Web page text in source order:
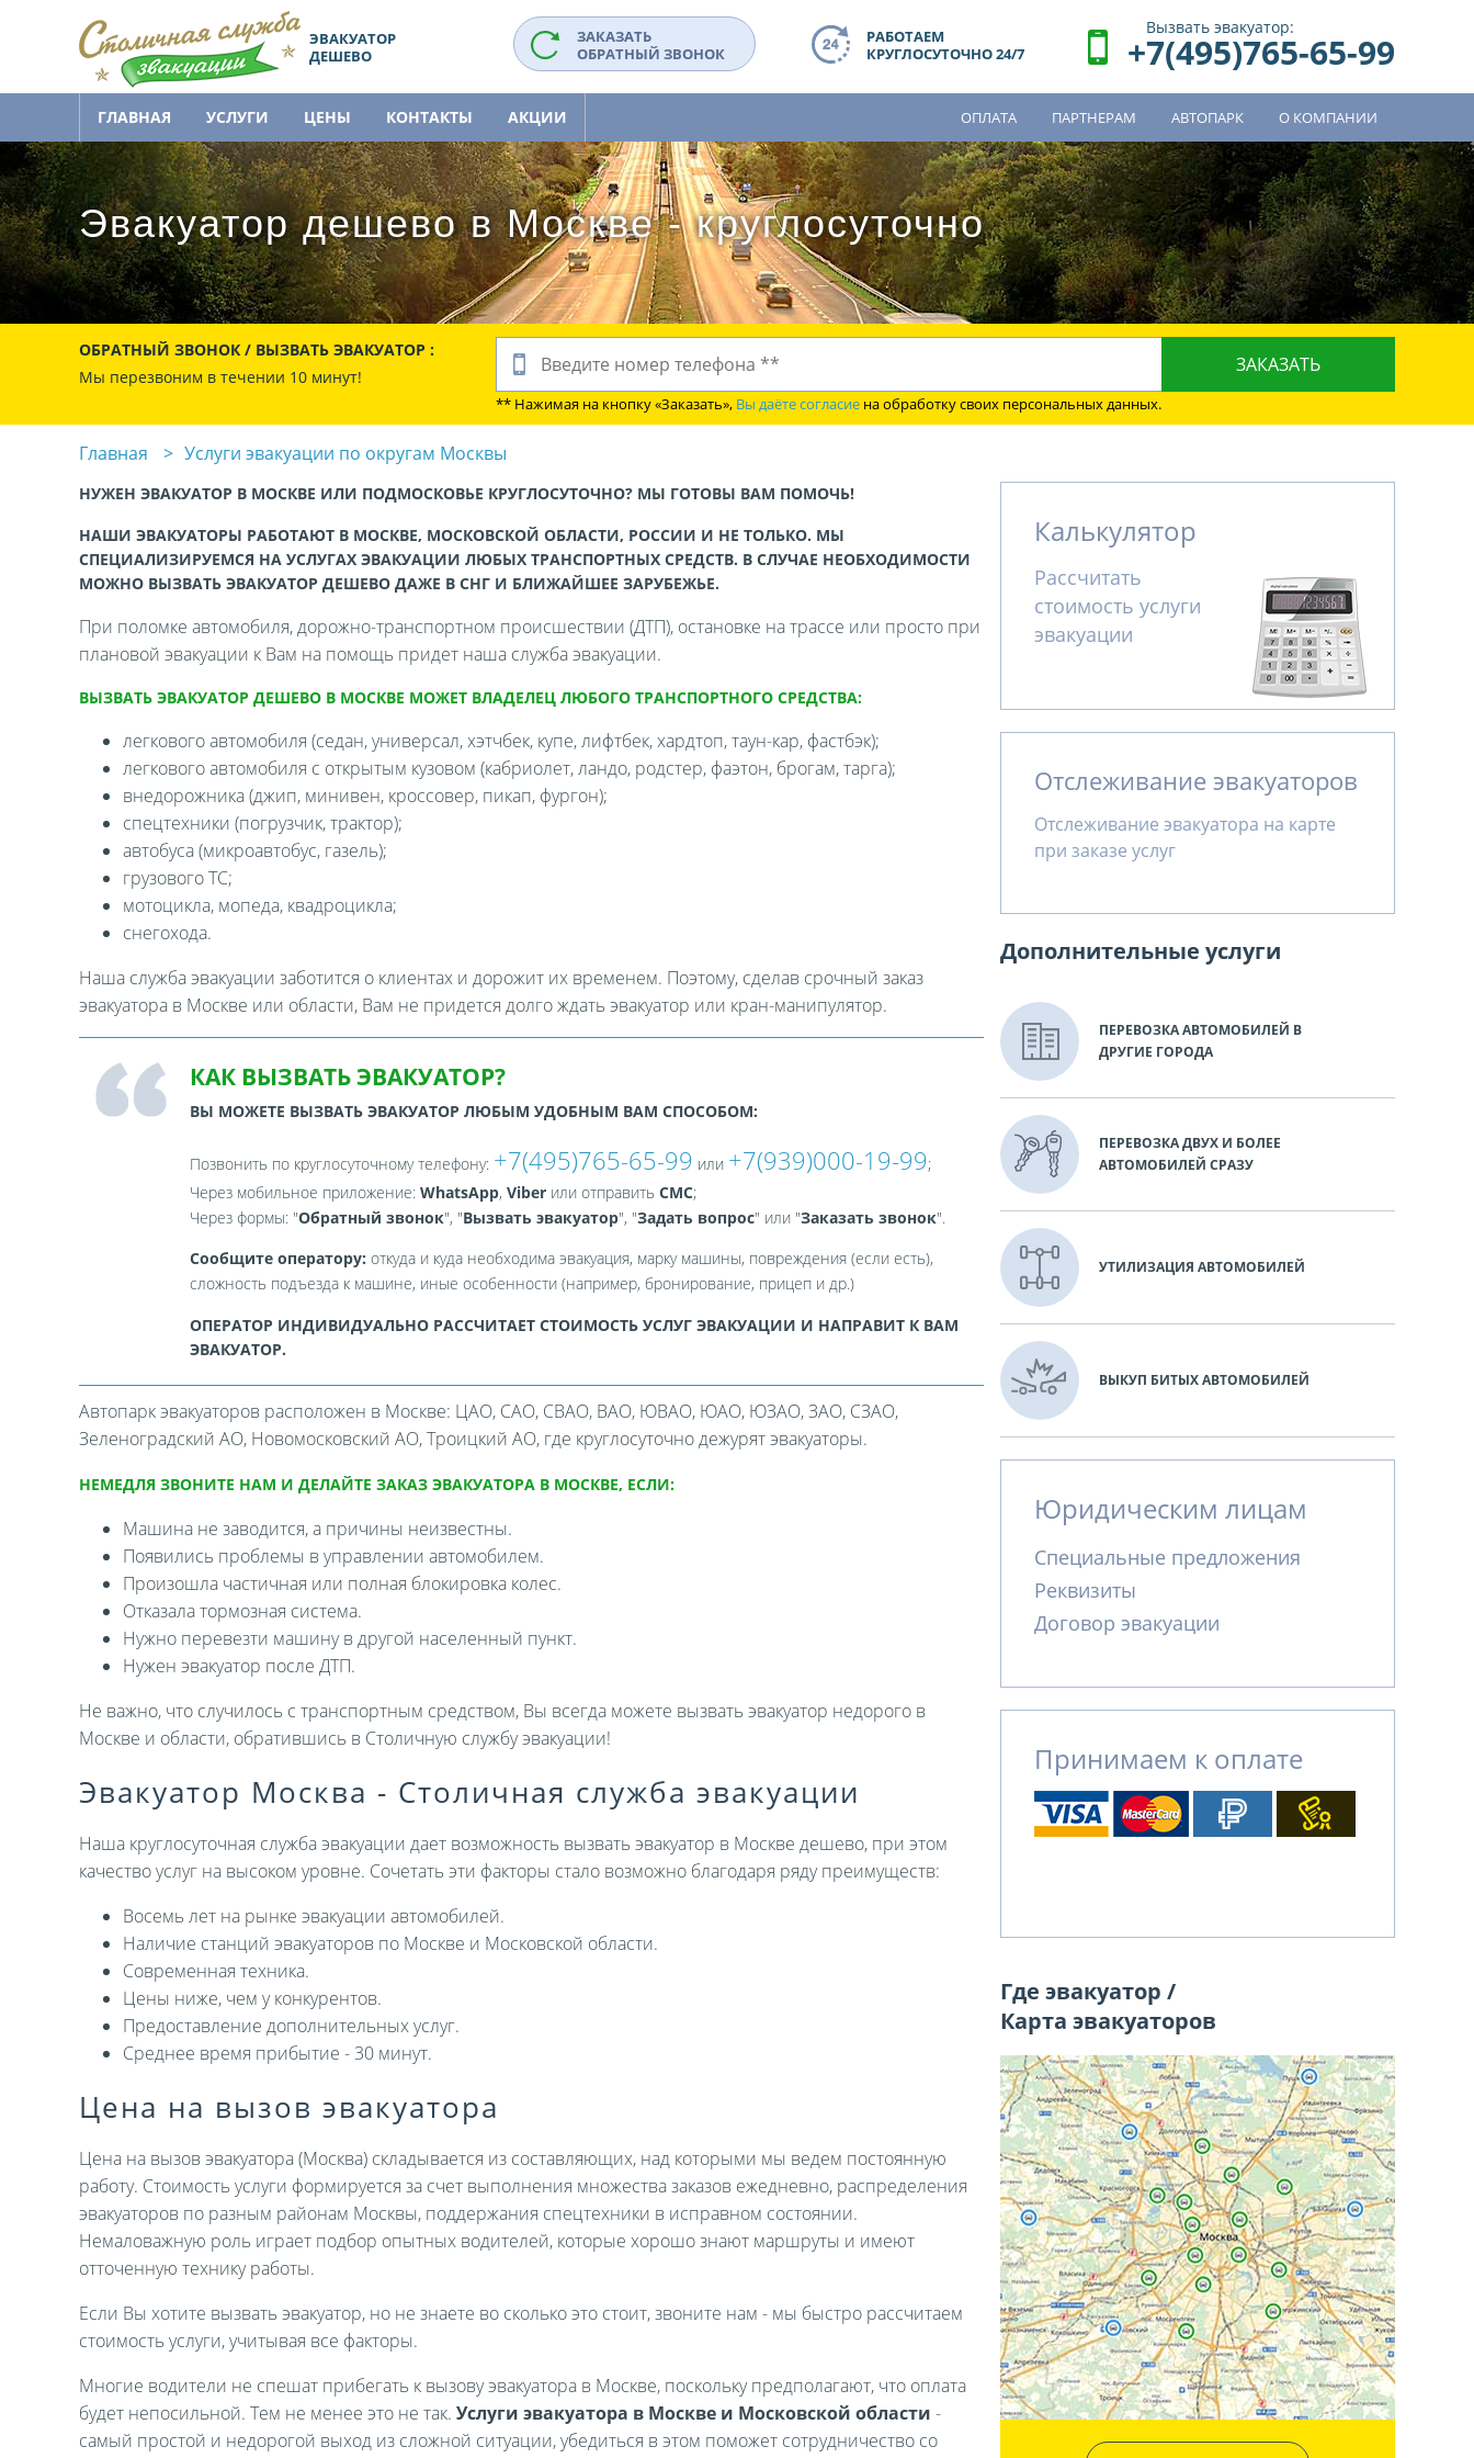
ЭВАКУАТОР
ДЕШЕВО
ЗАКАЗАТЬ
ОБРАТНЫЙ ЗВОНОК
РАБОТАЕМ
КРУГЛОСУТОЧНО 24/7
Вызвать эвакуатор:
+7(495)765-65-99
ГЛАВНАЯ УСЛУГИ ЦЕНЫ КОНТАКТЫ АКЦИИ ОПЛАТА ПАРТНЕРАМ АВТОПАРК О КОМПАНИИ
Эвакуатор дешево в Москве - круглосуточно
ОБРАТНЫЙ ЗВОНОК / ВЫЗВАТЬ ЭВАКУАТОР :
Мы перезвоним в течении 10 минут!
** Нажимая на кнопку «Заказать», Вы даёте согласие на обработку своих персональных данных.
Главная Услуги эвакуации по округам Москвы
НУЖЕН ЭВАКУАТОР В МОСКВЕ ИЛИ ПОДМОСКОВЬЕ КРУГЛОСУТОЧНО? МЫ ГОТОВЫ ВАМ ПОМОЧЬ!
НАШИ ЭВАКУАТОРЫ РАБОТАЮТ В МОСКВЕ, МОСКОВСКОЙ ОБЛАСТИ, РОССИИ И НЕ ТОЛЬКО. МЫ
СПЕЦИАЛИЗИРУЕМСЯ НА УСЛУГАХ ЭВАКУАЦИИ ЛЮБЫХ ТРАНСПОРТНЫХ СРЕДСТВ. В СЛУЧАЕ НЕОБХОДИМОСТИ
МОЖНО ВЫЗВАТЬ ЭВАКУАТОР ДЕШЕВО ДАЖЕ В СНГ И БЛИЖАЙШЕЕ ЗАРУБЕЖЬЕ.
При поломке автомобиля, дорожно-транспортном происшествии (ДТП), остановке на трассе или просто при
плановой эвакуации к Вам на помощь придет наша служба эвакуации.
ВЫЗВАТЬ ЭВАКУАТОР ДЕШЕВО В МОСКВЕ МОЖЕТ ВЛАДЕЛЕЦ ЛЮБОГО ТРАНСПОРТНОГО СРЕДСТВА:
легкового автомобиля (седан, универсал, хэтчбек, купе, лифтбек, хардтоп, таун-кар, фастбэк);
легкового автомобиля с открытым кузовом (кабриолет, ландо, родстер, фаэтон, брогам, тарга);
внедорожника (джип, минивен, кроссовер, пикап, фургон);
спецтехники (погрузчик, трактор);
автобуса (микроавтобус, газель);
грузового ТС;
мотоцикла, мопеда, квадроцикла;
снегохода.
Наша служба эвакуации заботится о клиентах и дорожит их временем. Поэтому, сделав срочный заказ
эвакуатора в Москве или области, Вам не придется долго ждать эвакуатор или кран-манипулятор.
КАК ВЫЗВАТЬ ЭВАКУАТОР?
ВЫ МОЖЕТЕ ВЫЗВАТЬ ЭВАКУАТОР ЛЮБЫМ УДОБНЫМ ВАМ СПОСОБОМ:
Позвонить по круглосуточному телефону: +7(495)765-65-99 или +7(939)000-19-99;
Через мобильное приложение: WhatsApp, Viberили отправить СМС;
Через формы: "Обратный звонок", "Вызвать эвакуатор", "Задать вопрос" или "Заказать звонок".
Сообщите оператору: откуда и куда необходима эвакуация, марку машины, повреждения (если есть),
сложность подъезда к машине, иные особенности (например, бронирование, прицеп и др.)
ОПЕРАТОР ИНДИВИДУАЛЬНО РАССЧИТАЕТ СТОИМОСТЬ УСЛУГ ЭВАКУАЦИИ И НАПРАВИТ К ВАМ
ЭВАКУАТОР.
Автопарк эвакуаторов расположен в Москве: ЦАО, САО, СВАО, ВАО, ЮВАО, ЮАО, ЮЗАО, ЗАО, СЗАО,
Зеленоградский АО, Новомосковский АО, Троицкий АО, где круглосуточно дежурят эвакуаторы.
НЕМЕДЛЯ ЗВОНИТЕ НАМ И ДЕЛАЙТЕ ЗАКАЗ ЭВАКУАТОРА В МОСКВЕ, ЕСЛИ:
Машина не заводится, а причины неизвестны.
Появились проблемы в управлении автомобилем.
Произошла частичная или полная блокировка колес.
Отказала тормозная система.
Нужно перевезти машину в другой населенный пункт.
Нужен эвакуатор после ДТП.
Не важно, что случилось с транспортным средством, Вы всегда можете вызвать эвакуатор недорого в
Москве и области, обратившись в Столичную службу эвакуации!
Эвакуатор Москва - Столичная служба эвакуации
Наша круглосуточная служба эвакуации дает возможность вызвать эвакуатор в Москве дешево, при этом
качество услуг на высоком уровне. Сочетать эти факторы стало возможно благодаря ряду преимуществ:
Восемь лет на рынке эвакуации автомобилей.
Наличие станций эвакуаторов по Москве и Московской области.
Современная техника.
Цены ниже, чем у конкурентов.
Предоставление дополнительных услуг.
Среднее время прибытие - 30 минут.
Цена на вызов эвакуатора
Цена на вызов эвакуатора (Москва) складывается из составляющих, над которыми мы ведем постоянную
работу. Стоимость услуги формируется за счет выполнения множества заказов ежедневно, распределения
эвакуаторов по разным районам Москвы, поддержания спецтехники в исправном состоянии.
Немаловажную роль играет подбор опытных водителей, которые хорошо знают маршруты и имеют
отточенную технику работы.
Если Вы хотите вызвать эвакуатор, но не знаете во сколько это стоит, звоните нам - мы быстро рассчитаем
стоимость услуги, учитывая все факторы.
Многие водители не спешат прибегать к вызову эвакуатора в Москве, поскольку предполагают, что оплата
будет непосильной. Тем не менее это не так. Услуги эвакуатора в Москве и Московской области -
самый простой и недорогой выход из сложной ситуации, убедиться в этом поможет сотрудничество со
Калькулятор
Рассчитать
стоимость услуги
эвакуации
Отслеживание эвакуаторов
Отслеживание эвакуатора на карте
при заказе услуг
Дополнительные услуги
ПЕРЕВОЗКА АВТОМОБИЛЕЙ В
ДРУГИЕ ГОРОДА
ПЕРЕВОЗКА ДВУХ И БОЛЕЕ
АВТОМОБИЛЕЙ СРАЗУ
УТИЛИЗАЦИЯ АВТОМОБИЛЕЙ
ВЫКУП БИТЫХ АВТОМОБИЛЕЙ
Юридическим лицам
Специальные предложения
Реквизиты
Договор эвакуации
Принимаем к оплате
Где эвакуатор /
Карта эвакуаторов